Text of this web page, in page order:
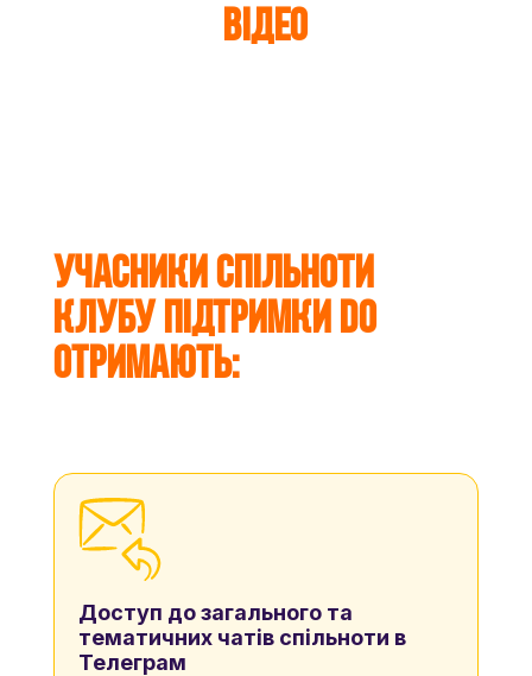
Відео
Учасники Спільноти
Клубу Підтримки DO
отримають:
Доступ до загального та
тематичних чатів спільноти в
Телеграм